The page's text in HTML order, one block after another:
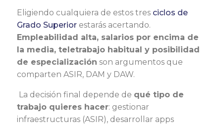
Eligiendo cualquiera de estos tres ciclos de
Grado Superior estarás acertando.
Empleabilidad alta, salarios por encima de
la media, teletrabajo habitual y posibilidad
de especialización son argumentos que
comparten ASIR, DAM y DAW.
La decisión final depende de qué tipo de
trabajo quieres hacer: gestionar
infraestructuras (ASIR), desarrollar apps